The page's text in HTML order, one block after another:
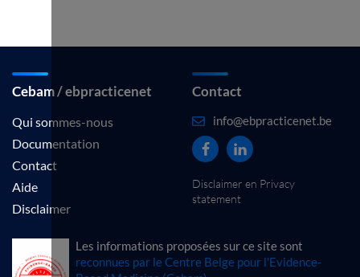
Cebam / ebpracticenet
Qui sommes-nous
Documentation
Contact
Aide
Disclaimer
Contact
info@ebpracticenet.be
Disclaimer en Privacy
statement
Les informations proposées sur ce site sont
reconnues par le Centre Belge pour l'Evidence-